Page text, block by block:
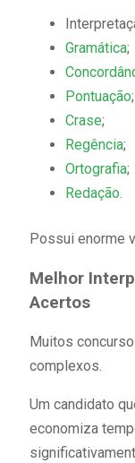
Gramática;
Pontuação;
Crase;
Regência;
Ortografia;
Redação
Possui enorme
Melhor
Acertos
Muitos
complexos.
Um candidato
economiza